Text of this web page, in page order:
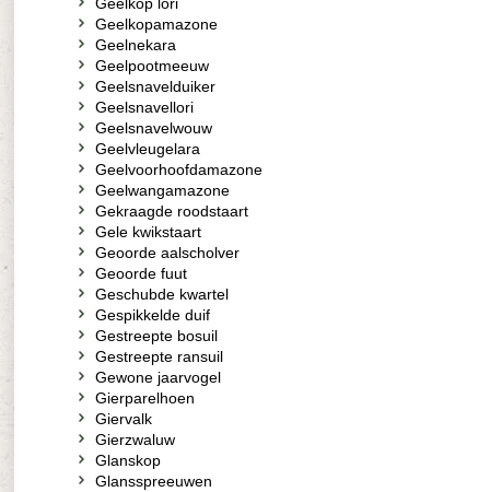
Geelkopamazone
Geelnekara
Geelpootmeeuw
Geelsnavelduiker
Geelsnavellori
Geelsnavelwouw
Geelvleugelara
Geelvoorhoofdamazone
Geelwangamazone
Gekraagde roodstaart
Gele kwikstaart
Geoorde aalscholver
Geoorde fuut
Geschubde kwartel
Gespikkelde duif
Gestreepte bosuil
Gestreepte ransuil
Gewone jaarvogel
Gierparelhoen
Giervalk
Gierzwaluw
Glanskop
Glansspreeuwen